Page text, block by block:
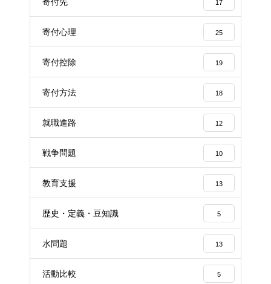
17
寄付心理 25
寄付控除 19
寄付方法 18
就職進路 12
戦争問題 10
教育支援 13
歴史・定義・豆知識 5
水問題 13
活動比較 5